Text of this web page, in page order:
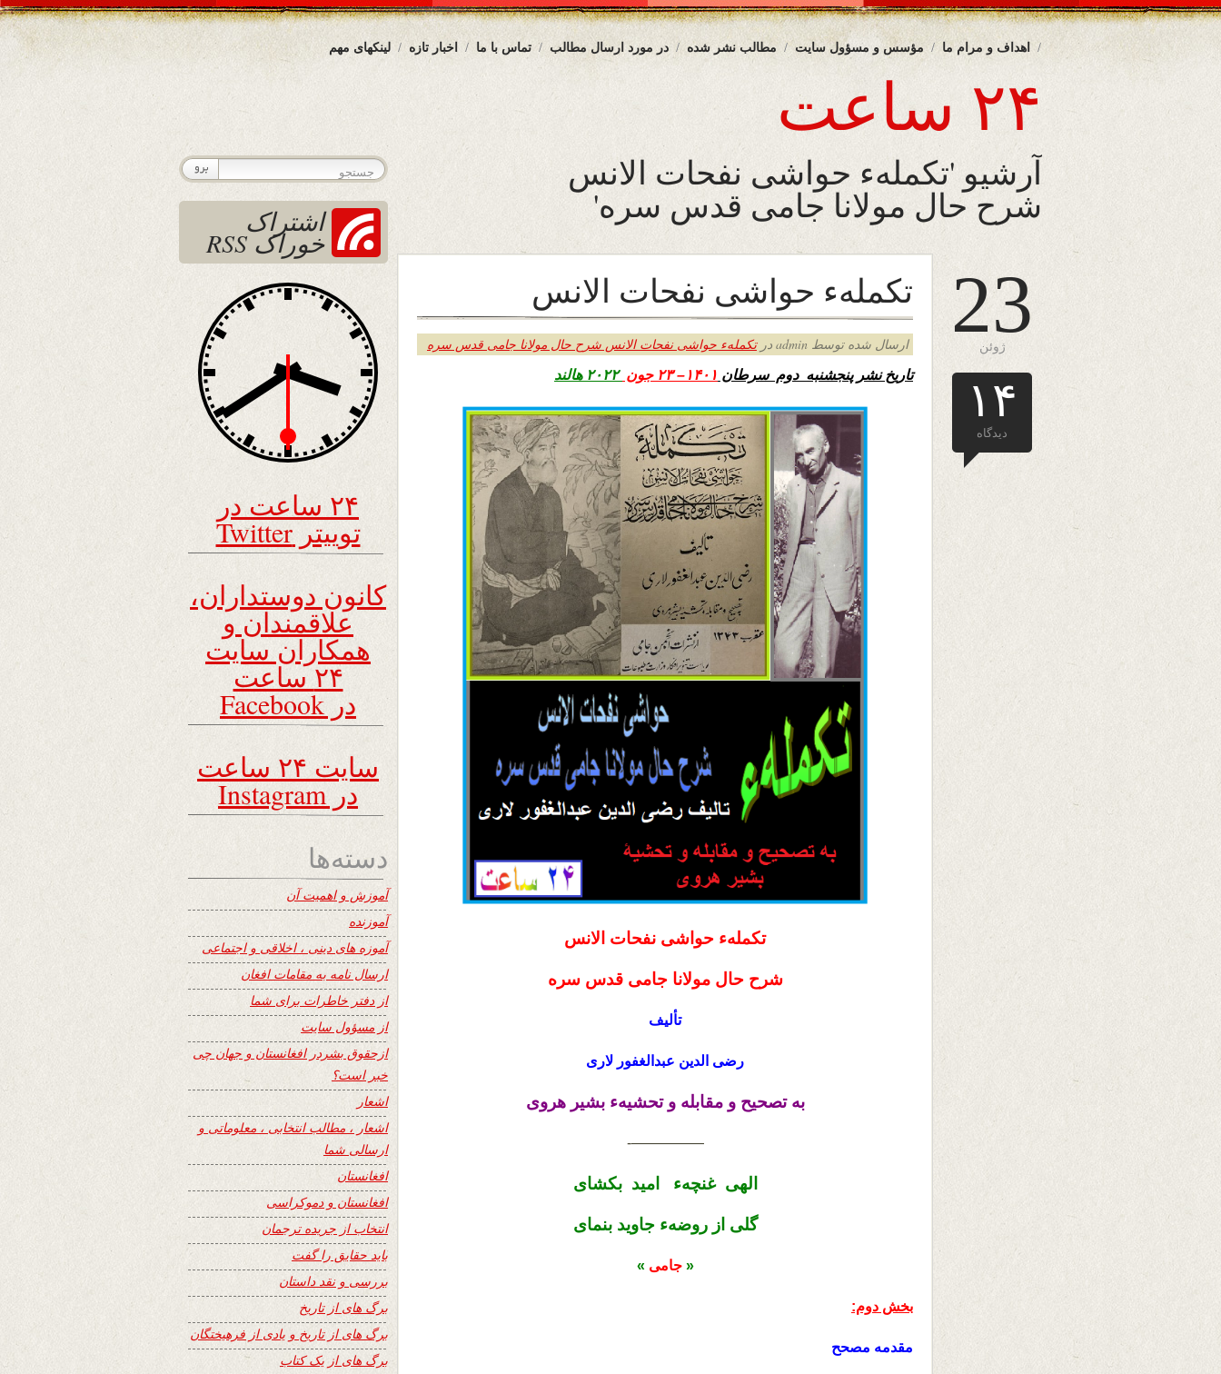
لینکهای مهم اخبار تازه تماس با ما در مورد ارسال مطالب مطالب نشر شده مؤسس و مسؤول سایت اهداف و مرام ما
۲۴ ساعت
آرشیو 'تکملهء حواشی نفحات الانس
شرح حال مولانا جامی قدس سره'
23
ژوئن
۱۴
دیدگاه
تکملهء حواشی نفحات الانس
ارسال شده توسط admin در تکملهء حواشی نفحات الانس شرح حال مولانا جامی قدس سره
تاریخ نشر پنجشنبه دوم سرطان ۱۴۰۱– ۲۳ جون ۲۰۲۲ هالند
تکملهء حواشی نفحات الانس
شرح حال مولانا جامی قدس سره
تألیف
رضی الدین عبدالغفور لاری
به تصحیح و مقابله و تحشیهء بشیر هروی
—————-
الهی غنچهء امید بکشای
گلی از روضهء جاوید بنمای
«جامی »
بخش دوم:
مقدمه مصحح
اشتراک
خوراک RSS
۲۴ ساعت در
توییتر Twitter
کانون دوستداران،
علاقمندان و
همکاران سایت
۲۴ ساعت
در Facebook
سایت ۲۴ ساعت
در Instagram
دسته‌ها
آموزش و اهمیت آن
آموزنده
آموزه های دینی ، اخلاقی و اجتماعی
ارسال نامه به مقامات افغان
از دفتر خاطرات برای شما
از مسؤول سایت
ازحقوق بشردر افغانستان و جهان چی
خبر است؟
اشعار
اشعار ، مطالب انتخابی ، معلوماتی و
ارسالی شما
افغانستان
افغانستان و دموکراسی
انتخاب از جریده ترجمان
باید حقایق را گفت
بررسی و نقد داستان
برگ های از تاریخ
برگ های از تاریخ و یادی از فرهیختگان
برگ های از یک کتاب